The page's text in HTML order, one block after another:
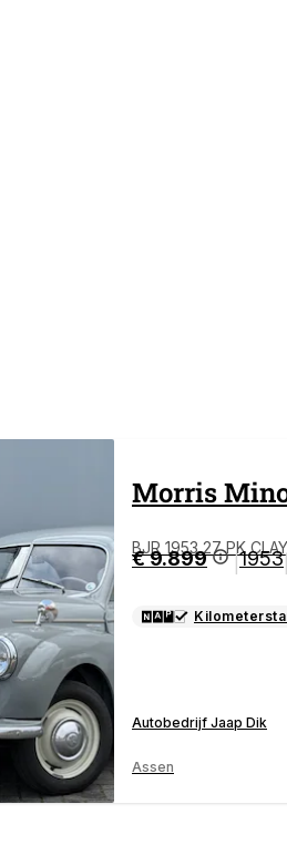
Morris
BJR 1953 27 PK
TE AUTO!
€ 9.899 |1953
Autobedrijf Jaap Dik
Assen